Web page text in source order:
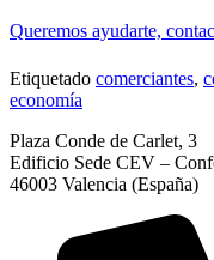
Queremos ayudarte,
Etiquetado comerciantes,
economía
Plaza Conde de Carlet, 3
Edificio Sede CEV –
46003 Valencia (España)